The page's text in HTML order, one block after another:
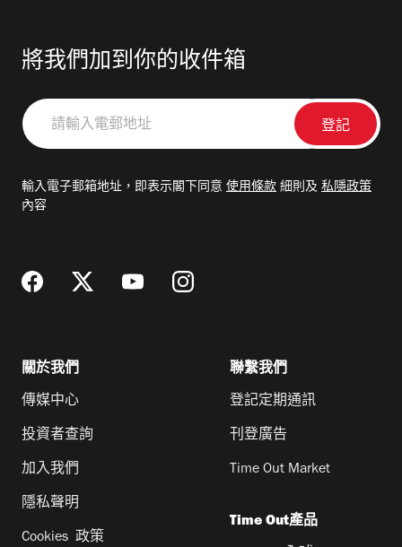
將我們加到你的收件箱
請
輸
郵
輸入電子郵箱地址，即表示閣下同意 使用條款 細則及 私隱政策
內容
關於我們
傳媒中心
投資者查詢
加入我們
隱私聲明
Cookies 政策
聯繫我們
登記定期通訊
刊登廣告
Time Out Market
Time Out產品